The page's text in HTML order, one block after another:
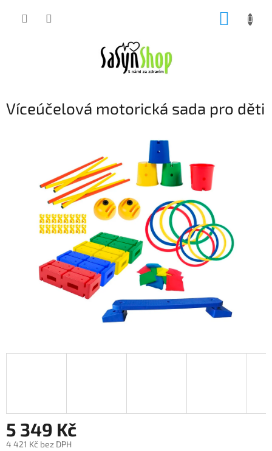
Víceúčelová motorická sada pro děti
5 349 Kč
4 421 Kč bez DPH